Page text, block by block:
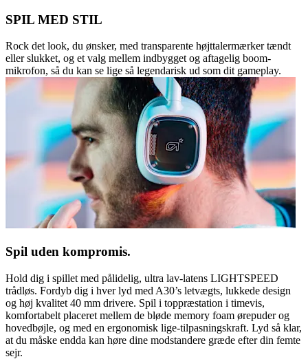
SPIL MED STIL
Rock det look, du ønsker, med transparente højttalermærker tændt
eller slukket, og et valg mellem indbygget og aftagelig boom-
mikrofon, så du kan se lige så legendarisk ud som dit gameplay.
Spil uden kompromis.
Hold dig i spillet med pålidelig, ultra lav-latens LIGHTSPEED
trådløs. Fordyb dig i hver lyd med A30’s letvægts, lukkede design
og høj kvalitet 40 mm drivere. Spil i toppræstation i timevis,
komfortabelt placeret mellem de bløde memory foam ørepuder og
hovedbøjle, og med en ergonomisk lige-tilpasningskraft. Lyd så klar,
at du måske endda kan høre dine modstandere græde efter din femte
sejr.